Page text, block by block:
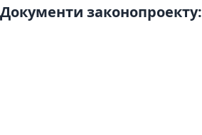
Документи законопроекту: